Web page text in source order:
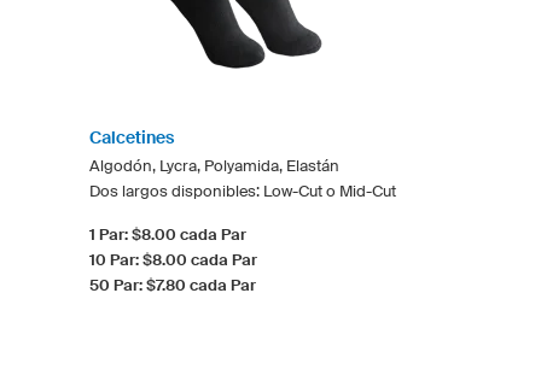
Calcetines
Algodón, Lycra, Polyamida, Elastán
Dos largos disponibles: Low-Cut o Mid-Cut
1 Par: $8.00 cada Par
10 Par: $8.00 cada Par
50 Par: $7.80 cada Par